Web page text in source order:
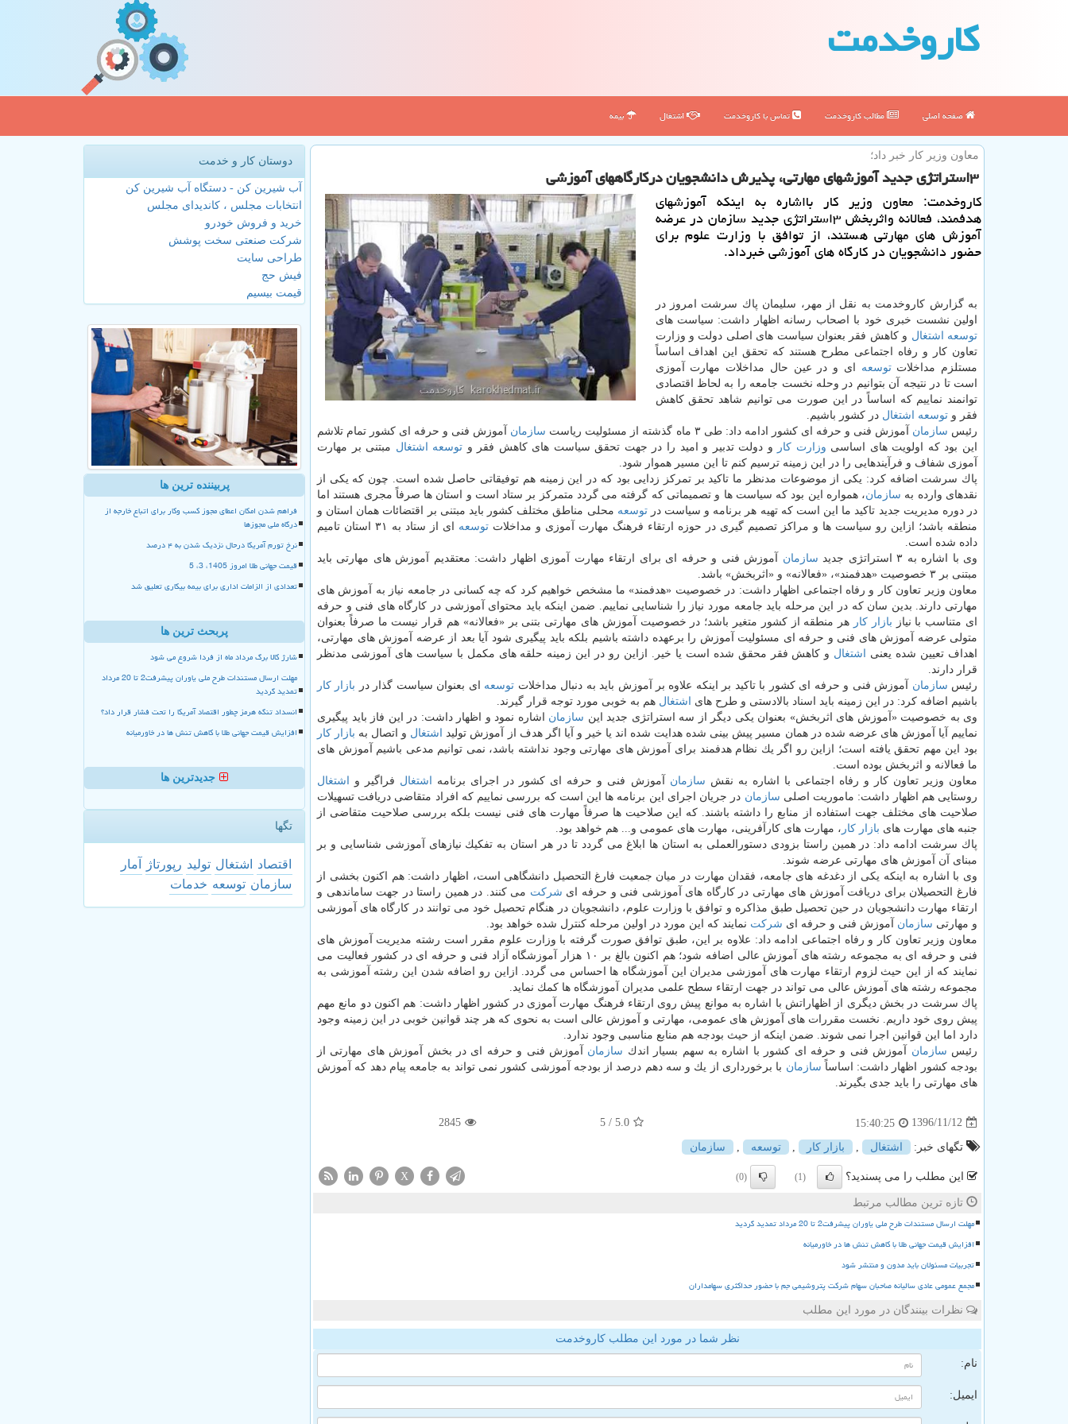
كاروخدمت
صفحه اصلی مطالب كاروخدمت تماس با كاروخدمت اشتغال بیمه
معاون وزیر كار خبر داد؛
۳استراتژی جدید آموزشهای مهارتی، پذیرش دانشجویان دركارگاههای آموزشی
كاروخدمت: معاون وزیر كار بااشاره به اینكه آموزشهای
هدفمند، فعالانه واثربخش ۳استراتژی جدید سازمان در عرضه
آموزش های مهارتی هستند، از توافق با وزارت علوم برای
حضور دانشجویان در كارگاه های آموزشی خبرداد.
به گزارش كاروخدمت به نقل از مهر، سلیمان پاك سرشت امروز در
اولین نشست خبری خود با اصحاب رسانه اظهار داشت: سیاست های
توسعه
اشتغال و كاهش فقر بعنوان سیاست های اصلی دولت و وزارت
تعاون كار و رفاه اجتماعی مطرح هستند كه تحقق این اهداف اساساً
مستلزم مداخلاتتوسعه ای و در عین حال مداخلات مهارت آموزی
است تا در نتیجه آن بتوانیم در وحله نخست جامعه را به لحاظ اقتصادی
توانمند نماییم كه اساساً در این صورت می توانیم شاهد تحقق كاهش
فقر و توسعه اشتغال در كشور باشیم.
رئیس سازمان آموزش فنی و حرفه ای كشور ادامه داد: طی ۳ ماه گذشته از مسئولیت ریاست سازمان آموزش فنی و حرفه ای كشور تمام تلاشم
این بود كه اولویت های اساسی وزارت كار و دولت تدبیر و امید را در جهت تحقق سیاست های كاهش فقر و توسعه اشتغال مبتنی بر مهارت
آموزی شفاف و فرآیندهایی را در این زمینه ترسیم كنم تا این مسیر هموار شود.
پاك سرشت اضافه كرد: یكی از موضوعات مدنظر ما تاكید بر تمركز زدایی بود كه در این زمینه هم توفیقاتی حاصل شده است. چون كه یكی از
نقدهای وارده به سازمان، همواره این بود كه سیاست ها و تصمیماتی كه گرفته می گردد متمركز بر ستاد است و استان ها صرفاً مجری هستند اما
در دوره مدیریت جدید تاكید ما این است كه تهیه هر برنامه و سیاست درتوسعه محلی مناطق مختلف كشور باید مبتنی بر اقتضائات همان استان و
منطقه باشد؛ ازاین رو سیاست ها و مراكز تصمیم گیری در حوزه ارتقاء فرهنگ مهارت آموزی و مداخلات توسعه
ای از ستاد به ۳۱ استان تامیم
داده شده است.
وی با اشاره به ۳ استراتژی جدید
سازمان آموزش فنی و حرفه ای برای ارتقاء مهارت آموزی اظهار داشت: معتقدیم آموزش های مهارتی باید
مبتنی بر ۳ خصوصیت «هدفمند»، «فعالانه» و «اثربخش» باشد.
معاون وزیر تعاون كار و رفاه اجتماعی اظهار داشت: در خصوصیت «هدفمند» ما مشخص خواهیم كرد كه چه كسانی در جامعه نیاز به آموزش های
مهارتی دارند. بدین سان كه در این مرحله باید جامعه مورد نیاز را شناسایی نماییم. ضمن اینكه باید محتوای آموزشی در كارگاه های فنی و حرفه
ای متناسب با نیاز بازار كار هر منطقه از كشور متغیر باشد؛ در خصوصیت آموزش های مهارتی بتنی بر «فعالانه» هم قرار نیست ما صرفاً بعنوان
متولی عرضه آموزش های فنی و حرفه ای مسئولیت آموزش را برعهده داشته باشیم بلكه باید پیگیری شود آیا بعد از عرضه آموزش های مهارتی،
اهداف تعیین شده یعنی
اشتغال و كاهش فقر محقق شده است یا خیر. ازاین رو در این زمینه حلقه های مكمل با سیاست های آموزشی مدنظر
قرار دارند.
رئیس سازمان آموزش فنی و حرفه ای كشور با تاكید بر اینكه علاوه بر آموزش باید به دنبال مداخلات توسعه ای بعنوان سیاست گذار در بازار كار
باشیم اضافه كرد: در این زمینه باید اسناد بالادستی و طرح های
اشتغال هم به خوبی مورد توجه قرار گیرند.
وی به خصوصیت «آموزش های اثربخش» بعنوان یكی دیگر از سه استراتژی جدید این سازمان اشاره نمود و اظهار داشت: در این فاز باید پیگیری
نماییم آیا آموزش های عرضه شده در همان مسیر پیش بینی شده هدایت شده اند یا خیر و آیا اگر هدف از آموزش تولید اشتغال و اتصال به بازار كار
بود این مهم تحقق یافته است؛ ازاین رو اگر یك نظام هدفمند برای آموزش های مهارتی وجود نداشته باشد، نمی توانیم مدعی باشیم آموزش های
ما فعالانه و اثربخش بوده است.
معاون وزیر تعاون كار و رفاه اجتماعی با اشاره به نقش سازمان آموزش فنی و حرفه ای كشور در اجرای برنامه اشتغال فراگیر و
اشتغال
روستایی هم اظهار داشت: ماموریت اصلی سازمان در جریان اجرای این برنامه ها این است كه بررسی نماییم كه افراد متقاضی دریافت تسهیلات
صلاحیت های مختلف جهت استفاده از منابع را داشته باشند. كه این صلاحیت ها صرفاً مهارت های فنی نیست بلكه بررسی صلاحیت متقاضی از
جنبه های مهارت های بازار كار ، مهارت های كارآفرینی، مهارت های عمومی و... هم خواهد بود.
پاك سرشت ادامه داد: در همین راستا بزودی دستورالعملی به استان ها ابلاغ می گردد تا در هر استان به تفكیك نیازهای آموزشی شناسایی و بر
مبنای آن آموزش های مهارتی عرضه شوند.
وی با اشاره به اینكه یكی از دغدغه های جامعه، فقدان مهارت در میان جمعیت فارغ التحصیل دانشگاهی است، اظهار داشت: هم اكنون بخشی از
فارغ التحصیلان برای دریافت آموزش های مهارتی در كارگاه های آموزشی فنی و حرفه ای شركت می كنند. در همین راستا در جهت ساماندهی و
ارتقاء مهارت دانشجویان در حین تحصیل طبق مذاكره و توافق با وزارت علوم، دانشجویان در هنگام تحصیل خود می توانند در كارگاه های آموزشی
و مهارتی سازمان آموزش فنی و حرفه ای شركت نمایند كه این مورد در اولین مرحله كنترل شده خواهد بود.
معاون وزیر تعاون كار و رفاه اجتماعی ادامه داد: علاوه بر این، طبق توافق صورت گرفته با وزارت علوم مقرر است رشته مدیریت آموزش های
فنی و حرفه ای به مجموعه رشته های آموزش عالی اضافه شود؛ هم اكنون بالغ بر ۱۰ هزار آموزشگاه آزاد فنی و حرفه ای در كشور فعالیت می
نمایند كه از این حیث لزوم ارتقاء مهارت های آموزشی مدیران این آموزشگاه ها احساس می گردد. ازاین رو اضافه شدن این رشته آموزشی به
مجموعه رشته های آموزش عالی می تواند در جهت ارتقاء سطح علمی مدیران آموزشگاه ها كمك نماید.
پاك سرشت در بخش دیگری از اظهاراتش با اشاره به موانع پیش روی ارتقاء فرهنگ مهارت آموزی در كشور اظهار داشت: هم اكنون دو مانع مهم
پیش روی خود داریم. نخست مقررات های آموزش های عمومی، مهارتی و آموزش عالی است به نحوی كه هر چند قوانین خوبی در این زمینه وجود
دارد اما این قوانین اجرا نمی شوند. ضمن اینكه از حیث بودجه هم منابع مناسبی وجود ندارد.
رئیس سازمان آموزش فنی و حرفه ای كشور با اشاره به سهم بسیار اندك سازمان آموزش فنی و حرفه ای در بخش آموزش های مهارتی از
بودجه كشور اظهار داشت: اساساً سازمان با برخورداری از یك و سه دهم درصد از بودجه آموزشی كشور نمی تواند به جامعه پیام دهد كه آموزش
های مهارتی را باید جدی بگیرند.
1396/11/12
15:40:25
5.0
/ 5
2845
تگهای خبر: اشتغال بازار كار توسعه سازمان
این مطلب را می پسندید؟ (1)
(0)
X
تازه ترین مطالب مرتبط
مهلت ارسال مستندات طرح ملی یاوران پیشرفت2 تا 20 مرداد تمدید گردید
افزایش قیمت جهانی طلا با کاهش تنش ها در خاورمیانه
تجربیات مسئولان باید مدون و منتشر شود
مجمع عمومی عادی سالیانه صاحبان سهام شرکت پتروشیمی جم با حضور حداکثری سهامداران
نظرات بینندگان در مورد این مطلب
نظر شما در مورد این مطلب کاروخدمت
نام:
ایمیل:
دوستان کار و خدمت
آب شیرین کن - دستگاه آب شیرین کن
انتخابات مجلس ، کاندیدای مجلس
خرید و فروش خودرو
شرکت صنعتی سخت پوشش
طراحی سایت
فیش حج
قیمت بیسیم
پربیننده ترین ها
فراهم شدن امکان اعطای مجوز کسب وکار برای اتباع خارجه از
درگاه ملی مجوزها
نرخ تورم آمریکا درحال نزدیک شدن به ۴ درصد
قیمت جهانی طلا امروز 1405، 3، 5
تعدادی از الزامات اداری برای بیمه بیکاری تعلیق شد
پربحث ترین ها
شارژ کالا برگ مرداد ماه از فردا شروع می شود
مهلت ارسال مستندات طرح ملی یاوران پیشرفت2 تا 20 مرداد
تمدید گردید
انسداد تنگه هرمز چطور اقتصاد آمریکا را تحت فشار قرار داد؟
افزایش قیمت جهانی طلا با کاهش تنش ها در خاورمیانه
جدیدترین ها
تگها
اقتصاد اشتغال تولید رپورتاژ
آمار
سازمان توسعه خدمات